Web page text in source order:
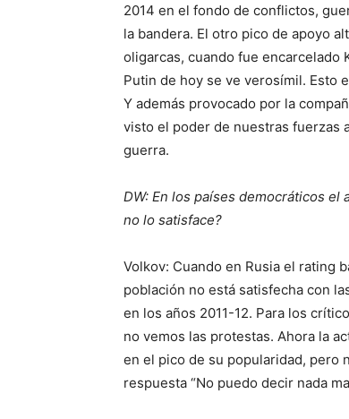
2014 en el fondo de conflictos,
la bandera. El otro pico de apoyo
oligarcas, cuando fue encarcelado
Putin de hoy se ve verosímil. Esto
Y además provocado por la
visto el poder de nuestras fuerzas
guerra.
DW: En los países democráticos el
no lo satisface?
Volkov: Cuando en Rusia el rating
población no está satisfecha con
en los años 2011-12. Para los
no vemos las protestas. Ahora la
en el pico de su popularidad, pero
respuesta “No puedo decir nada